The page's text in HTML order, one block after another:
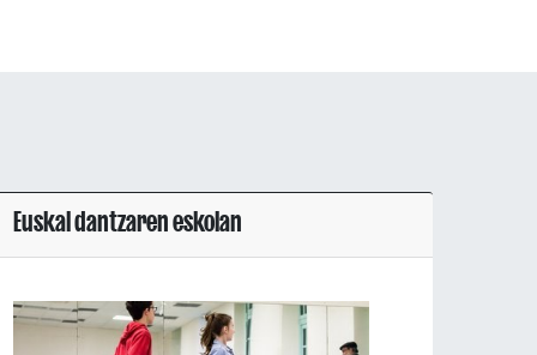
Euskal dantzaren eskolan